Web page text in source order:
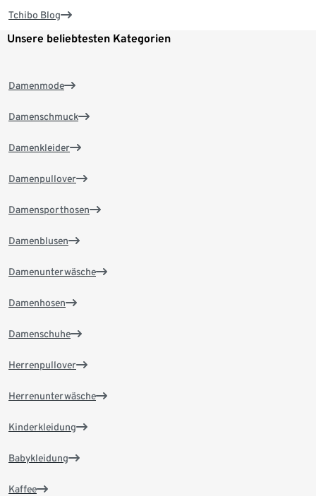
Tchibo Blog
Unsere beliebtesten Kategorien
Damenmode
Damenschmuck
Damenkleider
Damenpullover
Damensporthosen
Damenblusen
Damenunterwäsche
Damenhosen
Damenschuhe
Herrenpullover
Herrenunterwäsche
Kinderkleidung
Babykleidung
Kaffee